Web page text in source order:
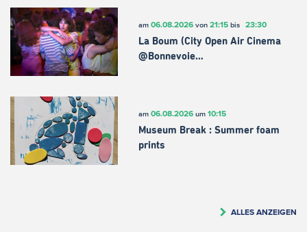
am 06.08.2026von 21:15bis 23:30
La Boum (City Open Air Cinema
@Bonnevoie…
am 06.08.2026um 10:15
Museum Break : Summer foam
prints
ALLES ANZEIGEN